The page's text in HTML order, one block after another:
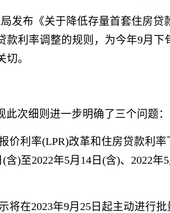
发布《关于降低存量首套住房
款利率调整的规则，为今年9月
。
次细则进一步明确了三个问题：
价利率(LPR)改革和住房贷款利
含)至2022年5月14日(含)、2022
将在2023年9月25日起主动进行